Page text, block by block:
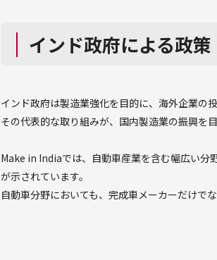
インド政府による政策
インド政府は製造業強化を目的に、海外企業の
その代表的な取り組みが、国内製造業の振興を
Make in Indiaでは、自動車産業を含む幅広い分
が示されています。
自動車分野においても、完成車メーカーだけで